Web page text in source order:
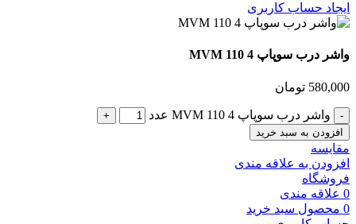
ایجاد حساب کاربری
واشر درب سوپاپ MVM 110 4
580,000 تومان
واشر درب سوپاپ MVM 110 4 عدد
افزودن به سبد خرید
مقایسه
افزودن به علاقه مندی
فروشگاه
0 علاقه مندی
0 محصول سبد خرید